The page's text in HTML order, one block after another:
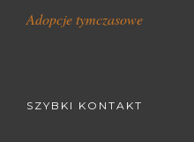
Adopcje tymczasowe
SZYBKI KONTAKT